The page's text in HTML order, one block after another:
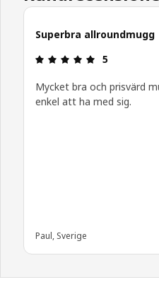
Superbra allroundmugg
Recension: 5
5
Mycket bra och prisvärd
enkel att ha med sig.
Paul, Sverige